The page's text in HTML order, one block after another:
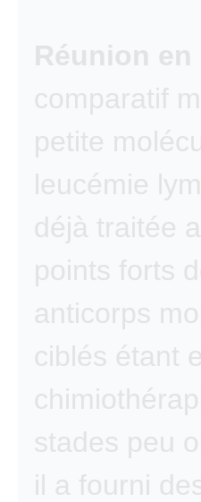
Réunion en
comparatif
petite
leucémie
déjà traitée
points forts
anticorps
ciblés étant
stades peu
il a fourni